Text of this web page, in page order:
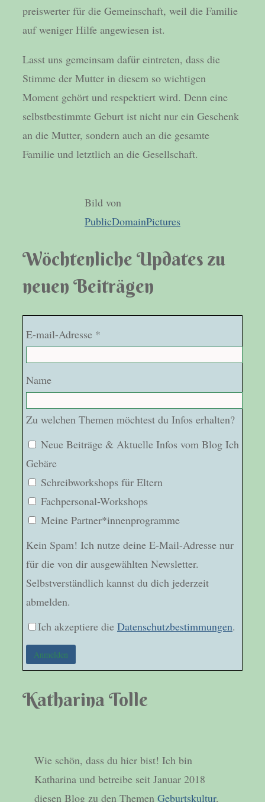
preiswerter für die Gemeinschaft, weil die Familie
auf weniger Hilfe angewiesen ist.
Lasst uns gemeinsam dafür eintreten, dass die
Stimme der Mutter in diesem so wichtigen
Moment gehört und respektiert wird. Denn eine
selbstbestimmte Geburt ist nicht nur ein Geschenk
an die Mutter, sondern auch an die gesamte
Familie und letztlich an die Gesellschaft.
Bild von
PublicDomainPictures
Wöchtenliche Updates zu
neuen Beiträgen
E-mail-Adresse *
Name
Zu welchen Themen möchtest du Infos erhalten?
Neue Beiträge & Aktuelle Infos vom Blog Ich
Gebäre
Schreibworkshops für Eltern
Fachpersonal-Workshops
Meine Partner*innenprogramme
Kein Spam! Ich nutze deine E-Mail-Adresse nur
für die von dir ausgewählten Newsletter.
Selbstverständlich kannst du dich jederzeit
abmelden.
Ich akzeptiere die Datenschutzbestimmungen.
Katharina Tolle
Wie schön, dass du hier bist! Ich bin
Katharina und betreibe seit Januar 2018
diesen Blog zu den Themen Geburtskultur,